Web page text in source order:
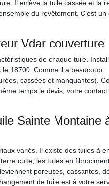
Il enlève la tuile cassée et la
du revêtement. C’est un
Vdar couverture
de chaque tuile.
18700. Comme il a beaucoup
cassées et manquantes).
temps le devis, votre contact
Sainte Montaine
variés. Il existe des tuiles à
cuite, les tuiles en
poreuses, cassantes,
de tuile est à votre